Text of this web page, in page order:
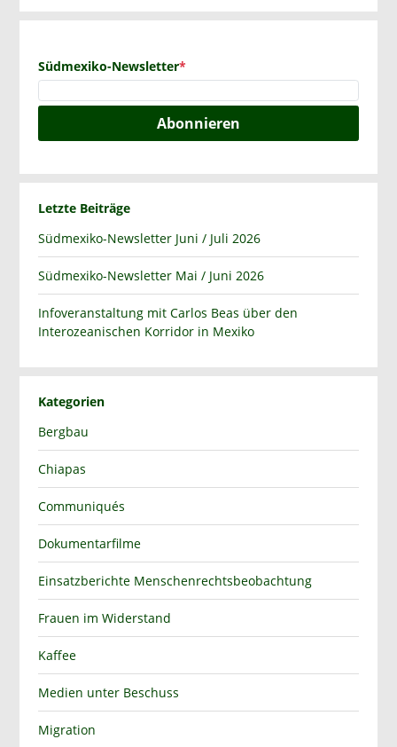
Südmexiko-Newsletter*
Abonnieren
Letzte Beiträge
Südmexiko-Newsletter Juni / Juli 2026
Südmexiko-Newsletter Mai / Juni 2026
Infoveranstaltung mit Carlos Beas über den
Interozeanischen Korridor in Mexiko
Kategorien
Bergbau
Chiapas
Communiqués
Dokumentarfilme
Einsatzberichte Menschenrechtsbeobachtung
Frauen im Widerstand
Kaffee
Medien unter Beschuss
Migration